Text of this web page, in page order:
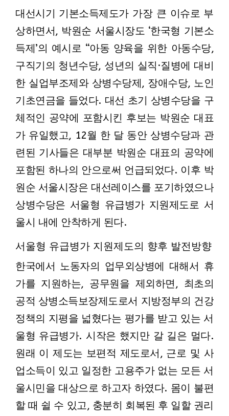
대선시기 기본소득제도가 가장 큰 이슈로 부
상하면서, 박원순 서울시장도 ‘한국형 기본소
득제’의 예시로 “아동 양육을 위한 아동수당,
구직기의 청년수당, 성년의 실직·질병에 대비
한 실업부조제와 상병수당제, 장애수당, 노인
기초연금을 들었다. 대선 초기 상병수당을 구
체적인 공약에 포함시킨 후보는 박원순 대표
가 유일했고, 12월 한 달 동안 상병수당과 관
련된 기사들은 대부분 박원순 대표의 공약에
포함된 하나의 안으로써 언급되었다. 이후 박
원순 서울시장은 대선레이스를 포기하였으나
상병수당은 서울형 유급병가 지원제도로 서
울시 내에 안착하게 된다.
서울형 유급병가 지원제도의 향후 발전방향
한국에서 노동자의 업무외상병에 대해서 휴
가를 지원하는, 공무원을 제외하면, 최초의
공적 상병소득보장제도로서 지방정부의 건강
정책의 지평을 넓혔다는 평가를 받고 있는 서
울형 유급병가. 시작은 했지만 갈 길은 멀다.
원래 이 제도는 보편적 제도로서, 근로 및 사
업소득이 있고 일정한 고용주가 없는 모든 서
울시민을 대상으로 하고자 하였다. 몸이 불편
할 때 쉴 수 있고, 충분히 회복된 후 일할 권리